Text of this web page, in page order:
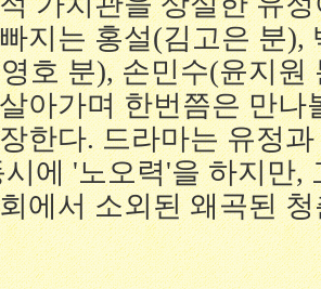
지는 홍설(김고은 분),
호 분), 손민수(윤지원
아가며 한번쯤은 만나
한다. 드라마는 유정
에 '노오력'을 하지만,
에서 소외된 왜곡된